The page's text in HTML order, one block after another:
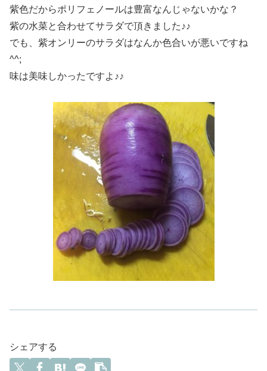
紫色だからポリフェノールは豊富なんじゃないかな？
紫の水菜と合わせてサラダで頂きました♪♪
でも、紫オンリーのサラダはなんか色合いが悪いですね
^^;
味は美味しかったですよ♪♪
シェアする